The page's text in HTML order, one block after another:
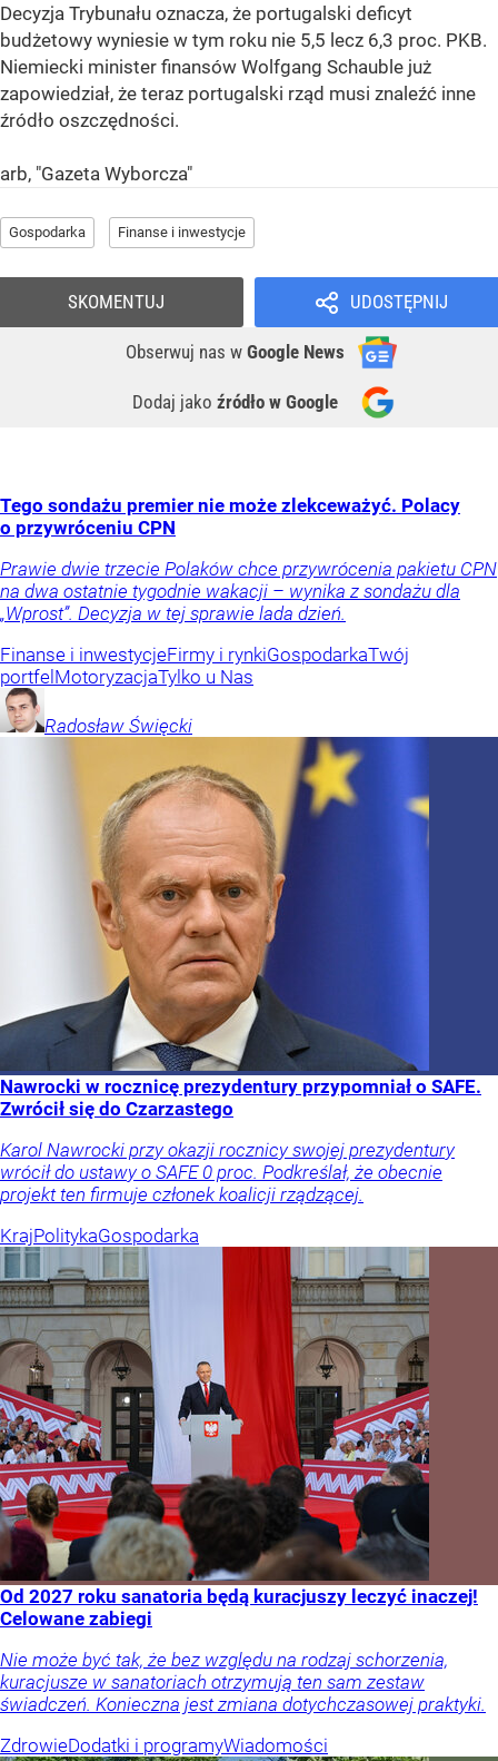
Decyzja Trybunału oznacza, że portugalski deficyt
budżetowy wyniesie w tym roku nie 5,5 lecz 6,3 proc. PKB.
Niemiecki minister finansów Wolfgang Schauble już
zapowiedział, że teraz portugalski rząd musi znaleźć inne
źródło oszczędności.
arb, "Gazeta Wyborcza"
Gospodarka Finanse i inwestycje
UDOSTĘPNIJ
Obserwuj nas w Google News
Dodaj jako źródło w Google
SKOMENTUJ
Tego sondażu premier nie może zlekceważyć. Polacy
o przywróceniu CPN
Prawie dwie trzecie Polaków chce przywrócenia pakietu CPN
na dwa ostatnie tygodnie wakacji – wynika z sondażu dla
„Wprost”. Decyzja w tej sprawie lada dzień.
Finanse i inwestycjeFirmy i rynkiGospodarkaTwój
portfelMotoryzacjaTylko u Nas
Radosław Święcki
Nawrocki w rocznicę prezydentury przypomniał o SAFE.
Zwrócił się do Czarzastego
Karol Nawrocki przy okazji rocznicy swojej prezydentury
wrócił do ustawy o SAFE 0 proc. Podkreślał, że obecnie
projekt ten firmuje członek koalicji rządzącej.
KrajPolitykaGospodarka
Od 2027 roku sanatoria będą kuracjuszy leczyć inaczej!
Celowane zabiegi
Nie może być tak, że bez względu na rodzaj schorzenia,
kuracjusze w sanatoriach otrzymują ten sam zestaw
świadczeń. Konieczna jest zmiana dotychczasowej praktyki.
ZdrowieDodatki i programyWiadomości